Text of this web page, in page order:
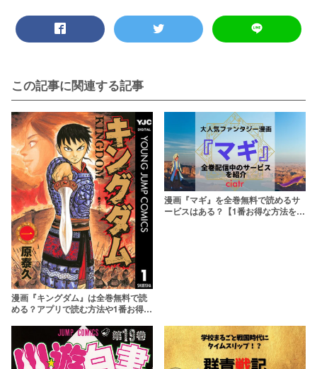
この記事に関連する記事
漫画『キングダム』は全巻無料で読
める？アプリで読む方法や1番お得な
漫画『マギ』を全巻無料で読めるサ
ービスはある？【1番お得な方法を紹